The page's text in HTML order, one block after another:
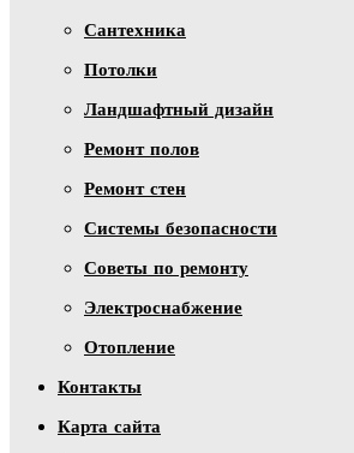
Сантехника
Потолки
Ландшафтный дизайн
Ремонт полов
Ремонт стен
Системы безопасности
Советы по ремонту
Электроснабжение
Отопление
Контакты
Карта сайта